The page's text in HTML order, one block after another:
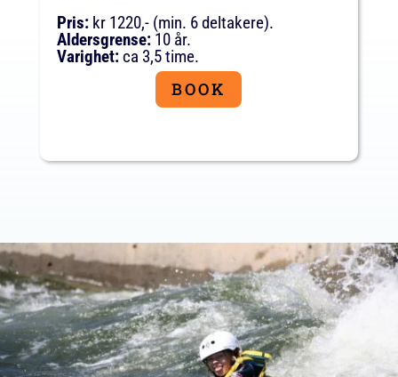
Pris:kr 1220,- (min. 6 deltakere).
Aldersgrense:10 år.
Varighet:ca 3,5 time.
BOOK